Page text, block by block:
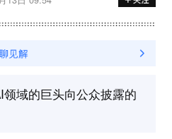
域的巨头向公众披露的